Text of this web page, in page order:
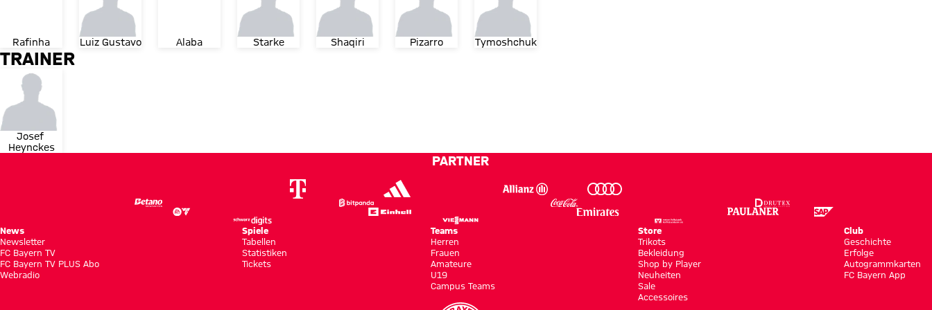
Rafinha Luiz Gustavo Alaba Starke Shaqiri Pizarro Tymoshchuk
TRAINER
Josef
Heynckes
PARTNER
News
Newsletter
FC Bayern TV
FC Bayern TV PLUS Abo
Webradio
Spiele
Tabellen
Statistiken
Tickets
Teams
Herren
Frauen
Amateure
U19
Campus Teams
Store
Trikots
Bekleidung
Shop by Player
Neuheiten
Sale
Accessoires
Club
Geschichte
Erfolge
Autogrammkarten
FC Bayern App